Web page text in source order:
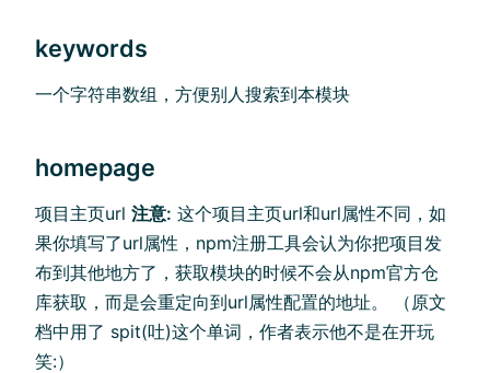
keywords
一个字符串数组，方便别人搜索到本模块
homepage
项目主页url 注意: 这个项目主页url和url属性不同，如
果你填写了url属性，npm注册工具会认为你把项目发
布到其他地方了，获取模块的时候不会从npm官方仓
库获取，而是会重定向到url属性配置的地址。 （原文
档中用了 spit(吐)这个单词，作者表示他不是在开玩
笑:）